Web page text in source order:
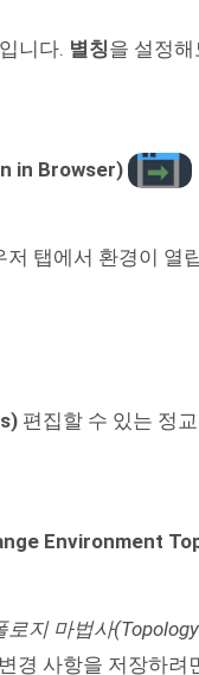
니다. 별칭을 설정
in Browser)
탭에서 환경이 열
편집할 수 있는 정
Environment
로지 마법사
경 사항을 저장하려